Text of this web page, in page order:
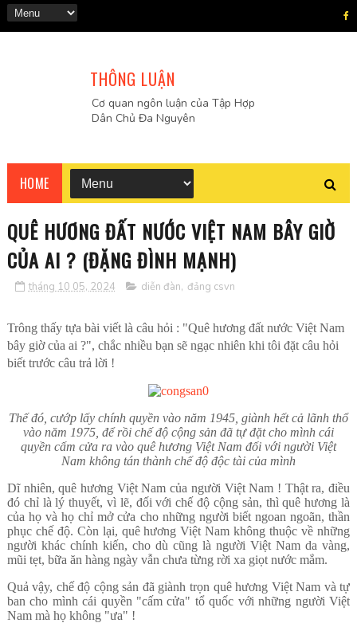
THÔNG LUẬN
Cơ quan ngôn luận của Tập Hợp
Dân Chủ Đa Nguyên
HOME
QUÊ HƯƠNG ĐẤT NƯỚC VIỆT NAM BÂY GIỜ
CỦA AI ? (ĐẶNG ĐÌNH MẠNH)
tháng 10 05, 2024 diễn đàn, đảng csvn
Trông thấy tựa bài viết là câu hỏi : "Quê hương đất nước Việt Nam
bây giờ của ai ?", chắc nhiều bạn sẽ ngạc nhiên khi tôi đặt câu hỏi
biết trước câu trả lời !
Thế đó, cướp lấy chính quyền vào năm 1945, giành hết cả lãnh thổ
vào năm 1975, để rồi chế độ cộng sản đã tự đặt cho mình cái
quyền cấm cửa ra vào quê hương Việt Nam đối với người Việt
Nam không tán thành chế độ độc tài của mình
Dĩ nhiên, quê hương Việt Nam của người Việt Nam ! Thật ra, điều
đó chỉ là lý thuyết, vì lẽ, đối với chế độ cộng sản, thì quê hương là
của họ và họ chỉ mở cửa cho những người biết ngoan ngoãn, thần
phục chế độ. Còn lại, quê hương Việt Nam không thuộc về những
người khác chính kiến, cho dù cũng là người Việt Nam da vàng,
mũi tẹt, bữa ăn hàng ngày vẫn chưa từng rời xa giọt nước mắm.
Quả vậy, chế độ cộng sản đã giành trọn quê hương Việt Nam và tự
ban cho mình cái quyền "cấm cửa" tổ quốc với những người Việt
Nam mà họ không "ưa" !